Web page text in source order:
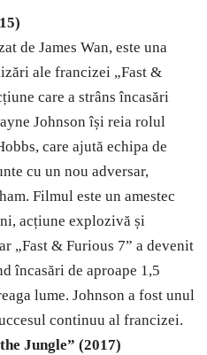
de James Wan, este una
ale francizei „Fast &
care a strâns încasări
Johnson își reia rolul
care ajută echipa de
cu un nou adversar,
Filmul este un amestec
acțiune explozivă și
„Fast & Furious 7” a devenit
încasări de aproape 1,5
lume. Johnson a fost unul
continuu al francizei.
Jungle” (2017)